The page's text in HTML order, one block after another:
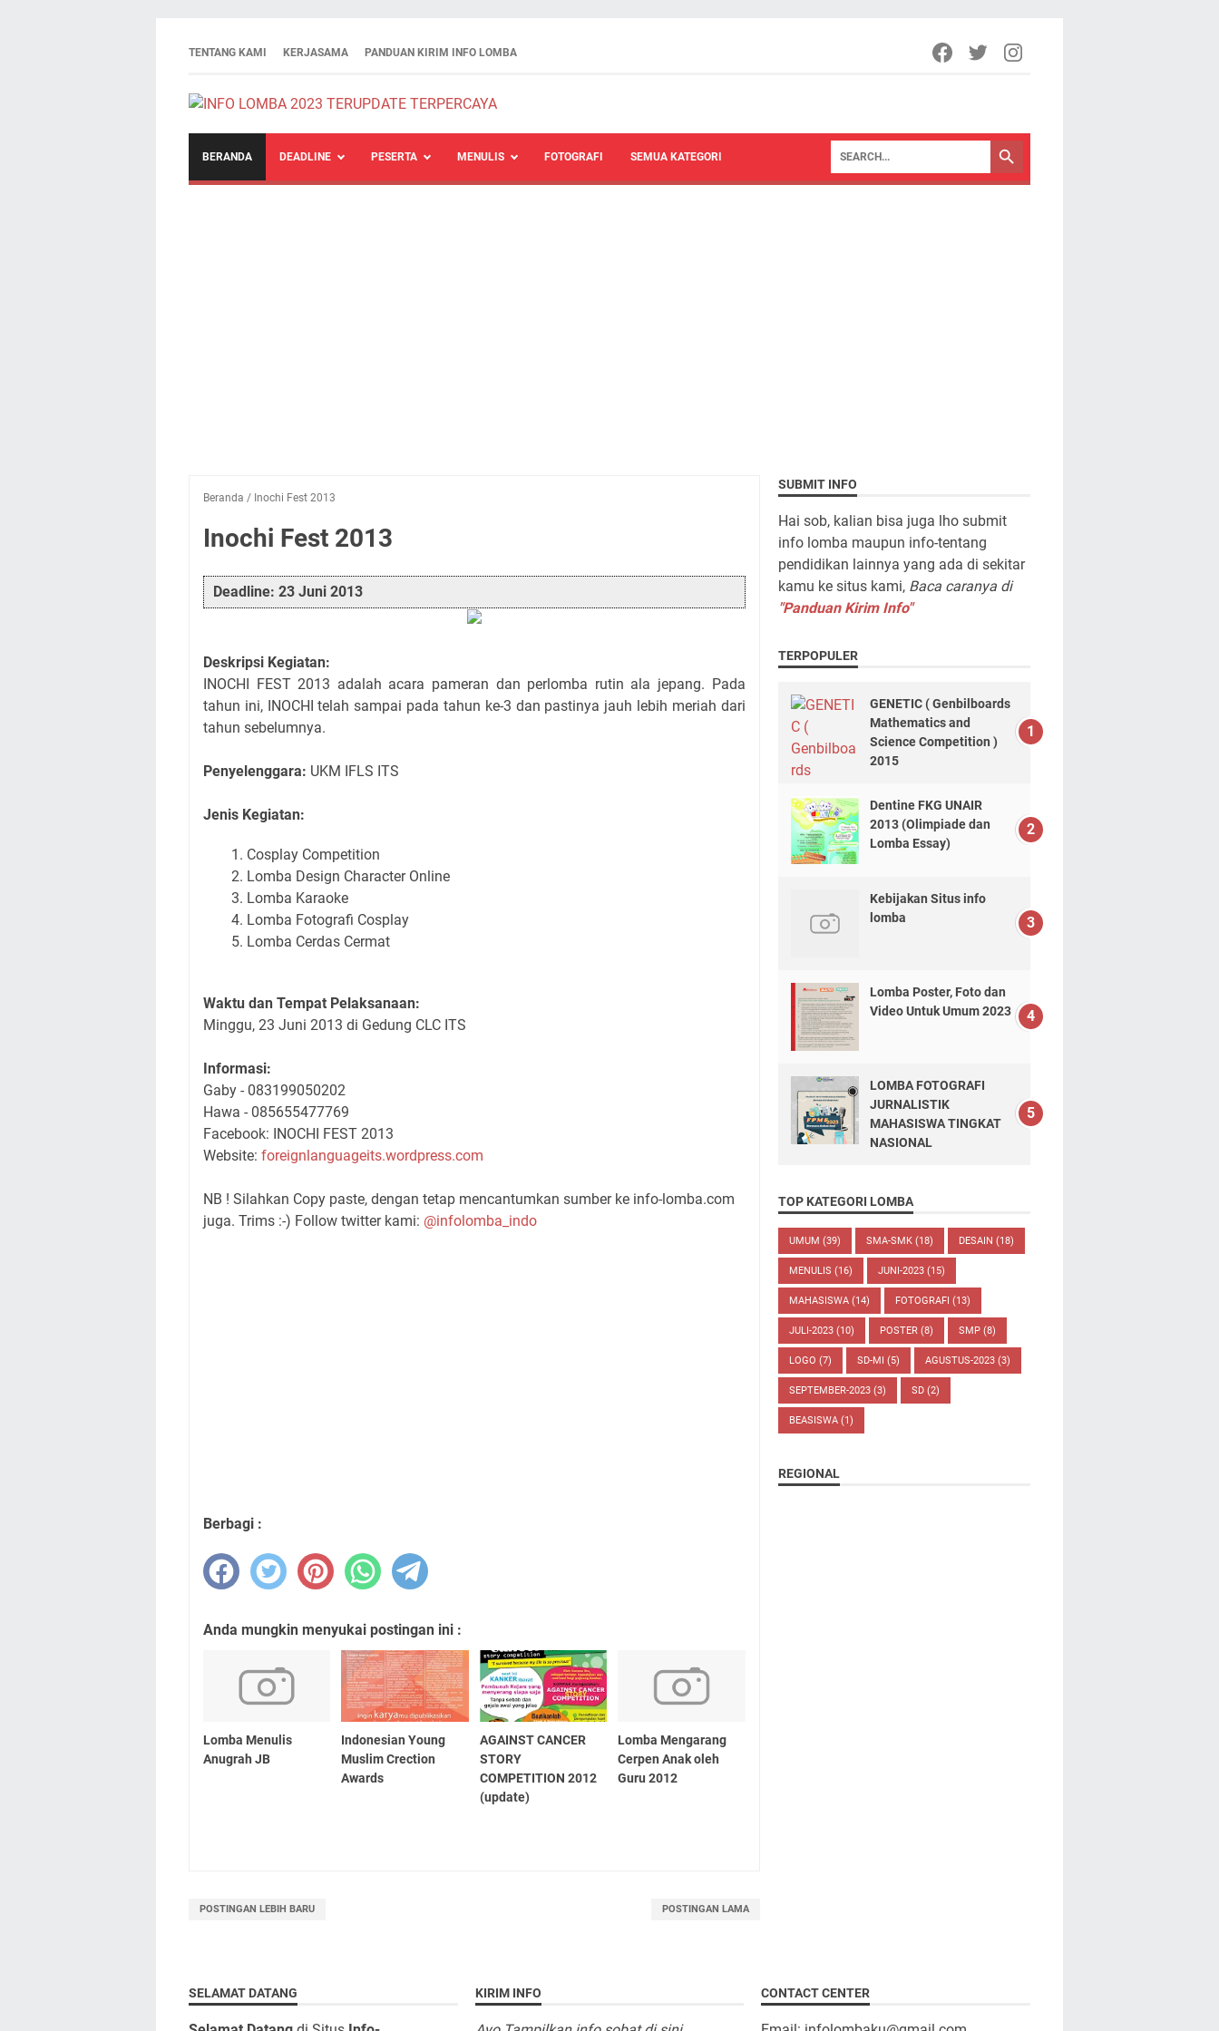
TENTANG KAMI KERJASAMA PANDUAN KIRIM INFO LOMBA
BERANDA DEADLINE PESERTA MENULIS FOTOGRAFI SEMUA KATEGORI
Beranda / Inochi Fest 2013
Inochi Fest 2013
Deadline: 23 Juni 2013
Deskripsi Kegiatan:
INOCHI FEST 2013 adalah acara pameran dan perlomba rutin ala jepang. Pada
tahun ini, INOCHI telah sampai pada tahun ke-3 dan pastinya jauh lebih meriah dari
tahun sebelumnya.
Penyelenggara: UKM IFLS ITS
Jenis Kegiatan:
Cosplay Competition
Lomba Design Character Online
Lomba Karaoke
Lomba Fotografi Cosplay
Lomba Cerdas Cermat
Waktu dan Tempat Pelaksanaan:
Minggu, 23 Juni 2013 di Gedung CLC ITS
Informasi:
Gaby - 083199050202
Hawa - 085655477769
Facebook: INOCHI FEST 2013
Website: foreignlanguageits.wordpress.com
NB ! Silahkan Copy paste, dengan tetap mencantumkan sumber ke info-lomba.com
juga. Trims :-) Follow twitter kami: @infolomba_indo
Berbagi :
Anda mungkin menyukai postingan ini :
Lomba Menulis
Anugrah JB
Indonesian Young
Muslim Crection
Awards
AGAINST CANCER
STORY
COMPETITION 2012
(update)
Lomba Mengarang
Cerpen Anak oleh
Guru 2012
POSTINGAN LEBIH BARU POSTINGAN LAMA
SUBMIT INFO
Hai sob, kalian bisa juga lho submit
info lomba maupun info-tentang
pendidikan lainnya yang ada di sekitar
kamu ke situs kami, Baca caranya di
"Panduan Kirim Info"
TERPOPULER
GENETIC ( Genbilboards
Mathematics and
Science Competition )
2015
Dentine FKG UNAIR
2013 (Olimpiade dan
Lomba Essay)
Kebijakan Situs info
lomba
Lomba Poster, Foto dan
Video Untuk Umum 2023
LOMBA FOTOGRAFI
JURNALISTIK
MAHASISWA TINGKAT
NASIONAL
TOP KATEGORI LOMBA
UMUM (39) SMA-SMK (18) DESAIN (18)
MENULIS (16) JUNI-2023 (15)
MAHASISWA (14) FOTOGRAFI (13)
JULI-2023 (10) POSTER (8) SMP (8)
LOGO (7) SD-MI (5) AGUSTUS-2023 (3)
SEPTEMBER-2023 (3) SD (2)
BEASISWA (1)
REGIONAL
SELAMAT DATANG KIRIM INFO CONTACT CENTER